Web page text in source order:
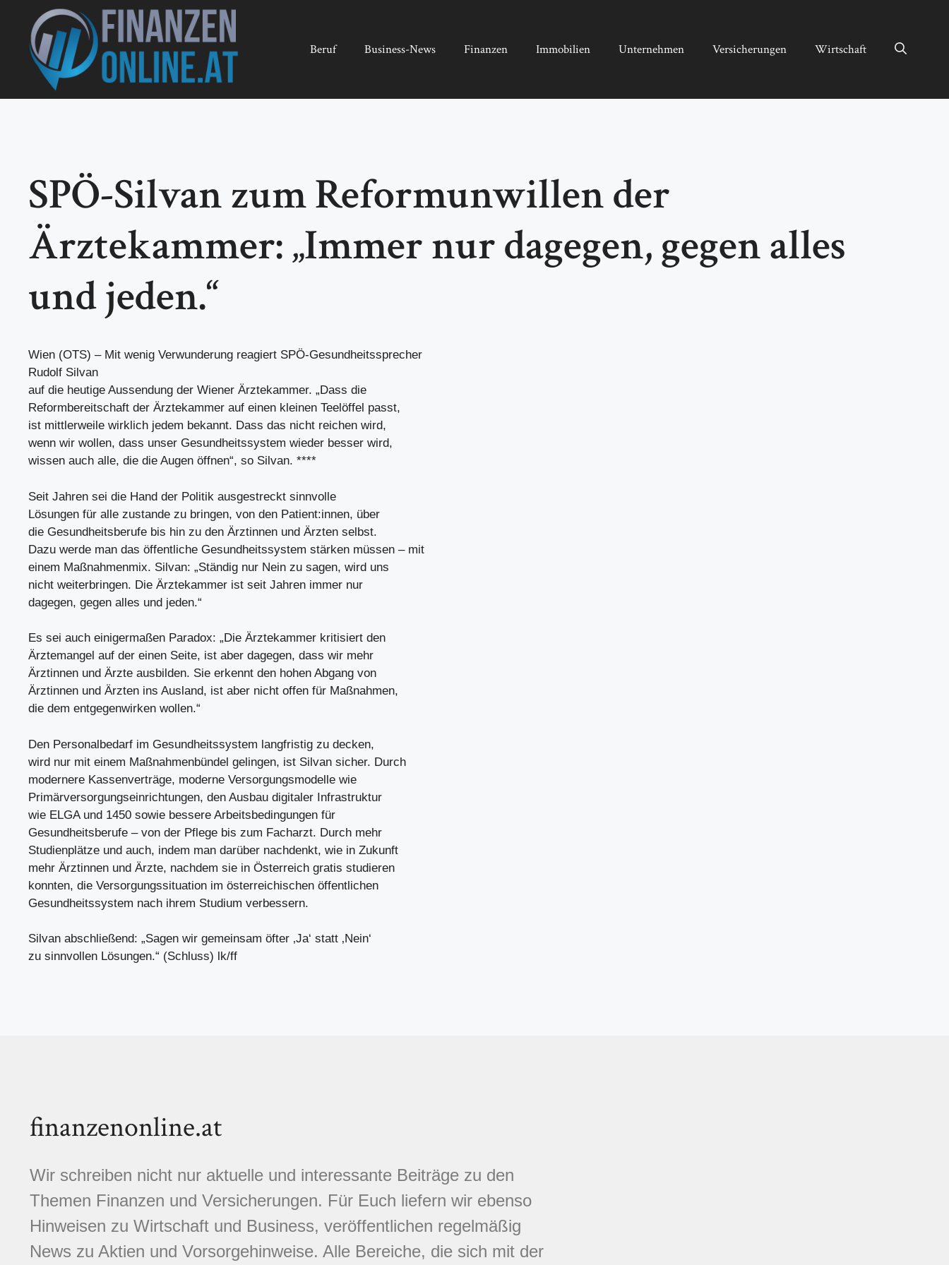
springen
Beruf Business-News Finanzen Immobilien Unternehmen Versicherungen Wirtschaft
SPÖ-Silvan zum Reformunwillen der
Ärztekammer: „Immer nur dagegen, gegen alles
und jeden.“
Wien (OTS) – Mit wenig Verwunderung reagiert SPÖ-Gesundheitssprecher
Rudolf Silvan
auf die heutige Aussendung der Wiener Ärztekammer. „Dass die
Reformbereitschaft der Ärztekammer auf einen kleinen Teelöffel passt,
ist mittlerweile wirklich jedem bekannt. Dass das nicht reichen wird,
wenn wir wollen, dass unser Gesundheitssystem wieder besser wird,
wissen auch alle, die die Augen öffnen“, so Silvan. ****
Seit Jahren sei die Hand der Politik ausgestreckt sinnvolle
Lösungen für alle zustande zu bringen, von den Patient:innen, über
die Gesundheitsberufe bis hin zu den Ärztinnen und Ärzten selbst.
Dazu werde man das öffentliche Gesundheitssystem stärken müssen – mit
einem Maßnahmenmix. Silvan: „Ständig nur Nein zu sagen, wird uns
nicht weiterbringen. Die Ärztekammer ist seit Jahren immer nur
dagegen, gegen alles und jeden.“
Es sei auch einigermaßen Paradox: „Die Ärztekammer kritisiert den
Ärztemangel auf der einen Seite, ist aber dagegen, dass wir mehr
Ärztinnen und Ärzte ausbilden. Sie erkennt den hohen Abgang von
Ärztinnen und Ärzten ins Ausland, ist aber nicht offen für Maßnahmen,
die dem entgegenwirken wollen.“
Den Personalbedarf im Gesundheitssystem langfristig zu decken,
wird nur mit einem Maßnahmenbündel gelingen, ist Silvan sicher. Durch
modernere Kassenverträge, moderne Versorgungsmodelle wie
Primärversorgungseinrichtungen, den Ausbau digitaler Infrastruktur
wie ELGA und 1450 sowie bessere Arbeitsbedingungen für
Gesundheitsberufe – von der Pflege bis zum Facharzt. Durch mehr
Studienplätze und auch, indem man darüber nachdenkt, wie in Zukunft
mehr Ärztinnen und Ärzte, nachdem sie in Österreich gratis studieren
konnten, die Versorgungssituation im österreichischen öffentlichen
Gesundheitssystem nach ihrem Studium verbessern.
Silvan abschließend: „Sagen wir gemeinsam öfter ‚Ja‘ statt ‚Nein‘
zu sinnvollen Lösungen.“ (Schluss) lk/ff
finanzenonline.at
Wir schreiben nicht nur aktuelle und interessante Beiträge zu den
Themen Finanzen und Versicherungen. Für Euch liefern wir ebenso
Hinweisen zu Wirtschaft und Business, veröffentlichen regelmäßig
News zu Aktien und Vorsorgehinweise. Alle Bereiche, die sich mit der